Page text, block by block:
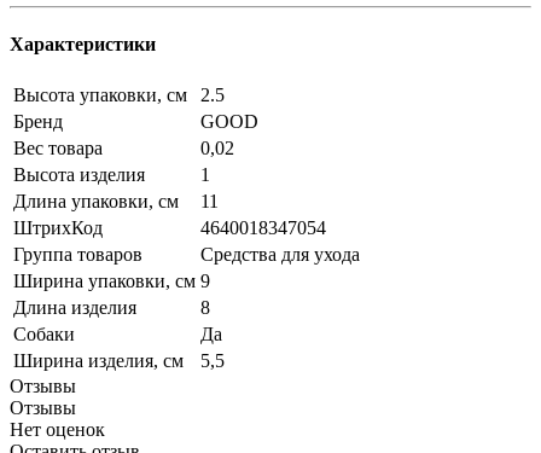
Характеристики
Высота упаковки, см
2.5
Бренд
GOOD
Вес товара
0,02
Высота изделия
1
Длина упаковки, см
11
ШтрихКод
4640018347054
Группа товаров
Средства для ухода
Ширина упаковки, см 9
Длина изделия
8
Собаки
Да
Ширина изделия, см
5,5
Отзывы
Отзывы
Нет оценок